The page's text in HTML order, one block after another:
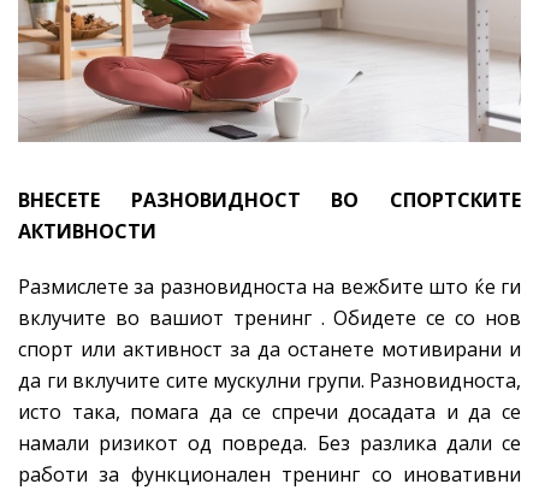
ВНЕСЕТЕ РАЗНОВИДНОСТ ВО СПОРТСКИТЕ
АКТИВНОСТИ
Размислете за разновидноста на вежбите што ќе ги
вклучите во вашиот тренинг . Обидете се со нов
спорт или активност за да останете мотивирани и
да ги вклучите сите мускулни групи. Разновидноста,
исто така, помага да се спречи досадата и да се
намали ризикот од повреда. Без разлика дали се
работи за функционален тренинг со иновативни